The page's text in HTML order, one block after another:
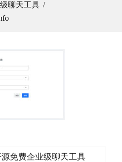
聊天工具
源免费企业级聊天工具